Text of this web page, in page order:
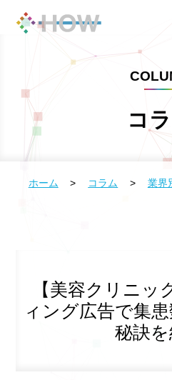
コ
ホーム > コラム > 業界
【美容クリニッ
ィング広告で集
秘訣